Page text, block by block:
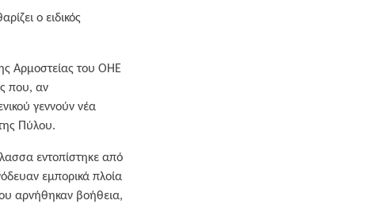
ο ειδικός
Αρμοστείας του ΟΗΕ
που, αν
γεννούν νέα
Πύλου.
εντοπίστηκε από
εμπορικά πλοία
αρνήθηκαν βοήθεια,